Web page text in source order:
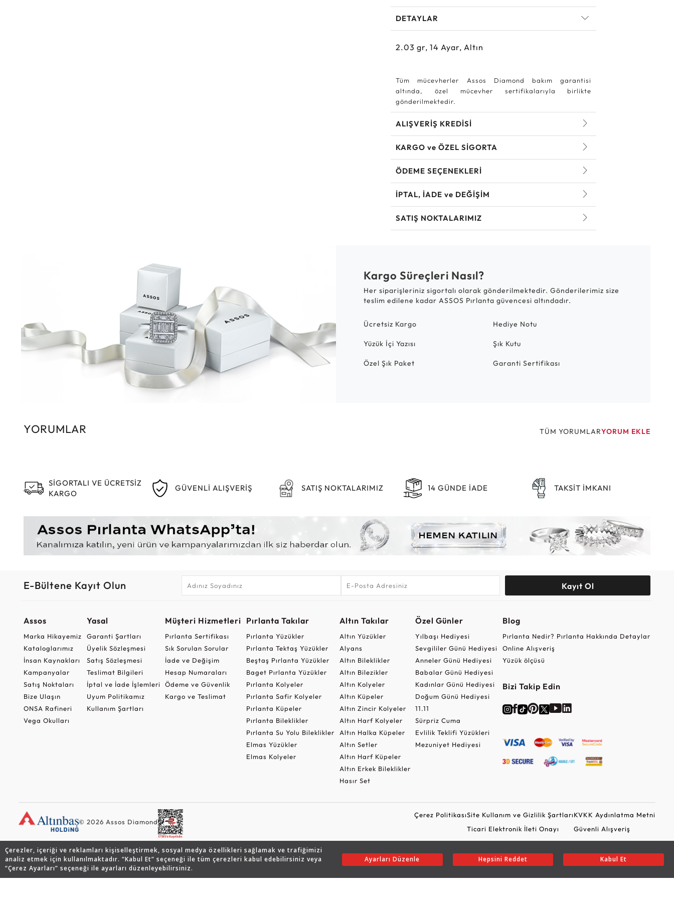
Çerezler, içeriği ve reklamları kişiselleştirmek, sosyal medya özellikleri sağlamak ve trafiğimizi
analiz etmek için kullanılmaktadır. “Kabul Et” seçeneği ile tüm çerezleri kabul edebilirsiniz veya
“Çerez Ayarları” seçeneği ile ayarları düzenleyebilirsiniz.
Ayarları Düzenle Hepsini Reddet Kabul Et
DETAYLAR
2.03gr,14Ayar, Altın
Tüm mücevherler Assos Diamond bakım garantisi
altında, özel mücevher sertifikalarıyla birlikte
gönderilmektedir.
ALIŞVERİŞ KREDİSİ
KARGO ve ÖZEL SİGORTA
ÖDEME SEÇENEKLERİ
İPTAL, İADE ve DEĞİŞİM
SATIŞ NOKTALARIMIZ
Kargo Süreçleri Nasıl?
Her siparişleriniz sigortalı olarak gönderilmektedir. Gönderilerimiz size
teslim edilene kadar ASSOS Pırlanta güvencesi altındadır.
Ücretsiz Kargo Hediye Notu
Yüzük İçi Yazısı Şık Kutu
Özel Şık Paket Garanti Sertifikası
YORUMLAR TÜM YORUMLARYORUM EKLE
SİGORTALI VE ÜCRETSİZ
KARGO
GÜVENLİ ALIŞVERİŞ SATIŞ NOKTALARIMIZ 14 GÜNDE İADE TAKSİT İMKANI
E-Bültene Kayıt Olun Kayıt Ol
Assos
Marka Hikayemiz
Kataloglarımız
İnsan Kaynakları
Kampanyalar
Satış Noktaları
Bize Ulaşın
ONSA Rafineri
Vega Okulları
Yasal
Garanti Şartları
Üyelik Sözleşmesi
Satış Sözleşmesi
Teslimat Bilgileri
İptal ve İade İşlemleri
Uyum Politikamız
Kullanım Şartları
Müşteri Hizmetleri
Pırlanta Sertifikası
Sık Sorulan Sorular
İade ve Değişim
Hesap Numaraları
Ödeme ve Güvenlik
Kargo ve Teslimat
Pırlanta Takılar
Pırlanta Yüzükler
Pırlanta Tektaş Yüzükler
Beştaş Pırlanta Yüzükler
Baget Pırlanta Yüzükler
Pırlanta Kolyeler
Pırlanta Safir Kolyeler
Pırlanta Küpeler
Pırlanta Bileklikler
Pırlanta Su Yolu Bileklikler
Elmas Yüzükler
Elmas Kolyeler
Altın Takılar
Altın Yüzükler
Alyans
Altın Bileklikler
Altın Bilezikler
Altın Kolyeler
Altın Küpeler
Altın Zincir Kolyeler
Altın Harf Kolyeler
Altın Halka Küpeler
Altın Setler
Altın Harf Küpeler
Altın Erkek Bileklikler
Hasır Set
Özel Günler
Yılbaşı Hediyesi
Sevgililer Günü Hediyesi
Anneler Günü Hediyesi
Babalar Günü Hediyesi
Kadınlar Günü Hediyesi
Doğum Günü Hediyesi
11.11
Sürpriz Cuma
Evlilik Teklifi Yüzükleri
Mezuniyet Hediyesi
Blog
Pırlanta Nedir? Pırlanta Hakkında Detaylar
Online Alışveriş
Yüzük ölçüsü
Bizi Takip Edin
© 2026 Assos Diamond
Çerez PolitikasıSite Kullanım ve Gizlilik Şartları
Ticari Elektronik İleti Onayı
KVKK Aydınlatma Metni
Güvenli Alışveriş
Copyright © 2026 Assos Pırlanta - Bu sitenin tüm hakları saklıdır.